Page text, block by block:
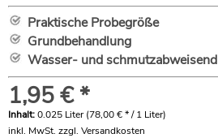
Praktische Probegröße
Grundbehandlung
Wasser- und schmutzabweisend
1,95 € *
Inhalt:0.025 Liter (78,00 € * / 1 Liter)
inkl. MwSt. zzgl. Versandkosten